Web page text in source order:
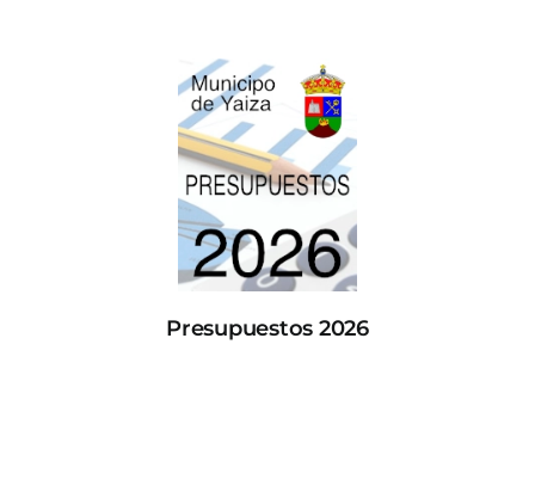
Presupuestos 2026